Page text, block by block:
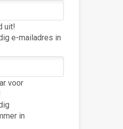
uit!
e-mailadres in
voor
in